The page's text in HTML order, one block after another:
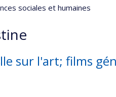
sociales et humaines
sur l'art; films